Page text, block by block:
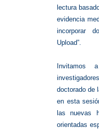
lectura
evidencia
incorporar
Upload”.
Invitamos
doctorado de
en esta
las nuevas
orientadas